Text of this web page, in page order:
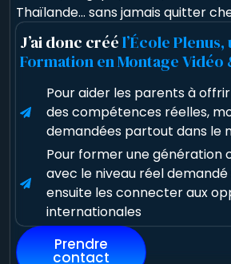
Thaïlande… sans jamais quitter
J’ai donc créél’École
Formation en Montage Vidéo
Pour aider les parents à
des compétences réelles,
demandées partout dans le
Pour former une génération
avec le niveau réel
ensuite les connecter aux
internationales
Prendre
contact